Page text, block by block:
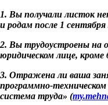
1. Вы получали листок
и родам после 1 сентября
2. Вы трудоустроены на
юридическом лице,
3. Отражена ли ваша
программно-
система труда» (